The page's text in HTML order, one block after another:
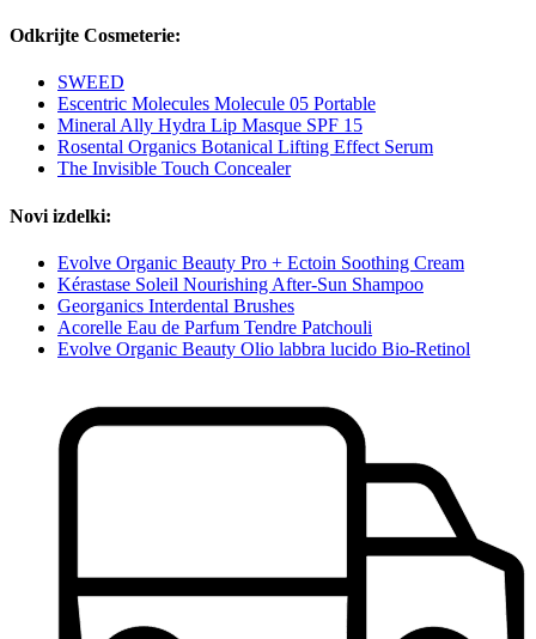
Odkrijte Cosmeterie:
SWEED
Escentric Molecules Molecule 05 Portable
Mineral Ally Hydra Lip Masque SPF 15
Rosental Organics Botanical Lifting Effect Serum
The Invisible Touch Concealer
Novi izdelki:
Evolve Organic Beauty Pro + Ectoin Soothing Cream
Kérastase Soleil Nourishing After-Sun Shampoo
Georganics Interdental Brushes
Acorelle Eau de Parfum Tendre Patchouli
Evolve Organic Beauty Olio labbra lucido Bio-Retinol